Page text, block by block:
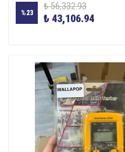
%23
₺ 56,332.93
₺ 43,106.94